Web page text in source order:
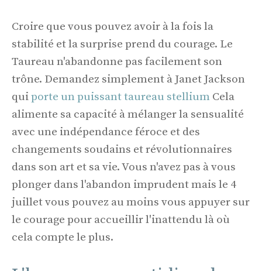
Croire que vous pouvez avoir à la fois la
stabilité et la surprise prend du courage. Le
Taureau n'abandonne pas facilement son
trône. Demandez simplement à Janet Jackson
quiporte un puissant taureau stellium Cela
alimente sa capacité à mélanger la sensualité
avec une indépendance féroce et des
changements soudains et révolutionnaires
dans son art et sa vie. Vous n'avez pas à vous
plonger dans l'abandon imprudent mais le 4
juillet vous pouvez au moins vous appuyer sur
le courage pour accueillir l'inattendu là où
cela compte le plus.